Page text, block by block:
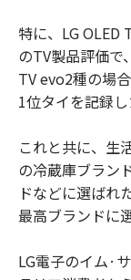
特に、LG OLED
のTV製品評価で
TV evo2種の場
1位タイを記録し
これと共に、生
の冷蔵庫ブラン
ドなどに選ばれ
最高ブランドに
LG電子のイム·